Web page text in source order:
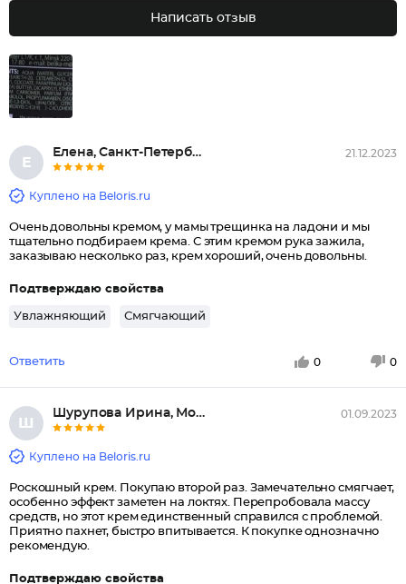
Написать отзыв
Е
Елена, Санкт-Петербург 21.12.2023
Куплено на Beloris.ru
Очень довольны кремом, у мамы трещинка на ладони и мы
тщательно подбираем крема. С этим кремом рука зажила,
заказываю несколько раз, крем хороший, очень довольны.
Подтверждаю свойства
Увлажняющий Смягчающий
Ответить 0 0
Ш
Шурупова Ирина, Москва 01.09.2023
Куплено на Beloris.ru
Роскошный крем. Покупаю второй раз. Замечательно смягчает,
особенно эффект заметен на локтях. Перепробовала массу
средств, но этот крем единственный справился с проблемой.
Приятно пахнет, быстро впитывается. К покупке однозначно
рекомендую.
Подтверждаю свойства